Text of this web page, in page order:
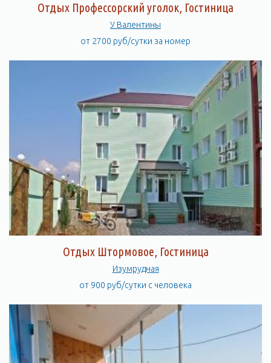
Отдых Профессорский уголок, Гостиница
У Валентины
от 2700 руб/сутки за номер
Отдых Штормовое, Гостиница
Изумрудная
от 900 руб/сутки с человека